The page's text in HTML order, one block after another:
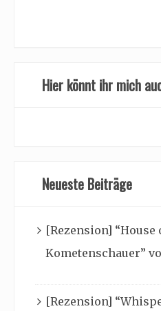
Hier könnt ihr mich
Neueste Beiträge
[Rezension] “House
Kometenschauer”
[Rezension]